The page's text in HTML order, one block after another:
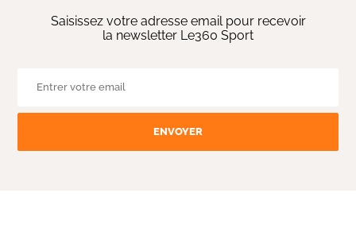
Saisissez votre adresse email pour recevoir
la newsletter Le360 Sport
ENVOYER